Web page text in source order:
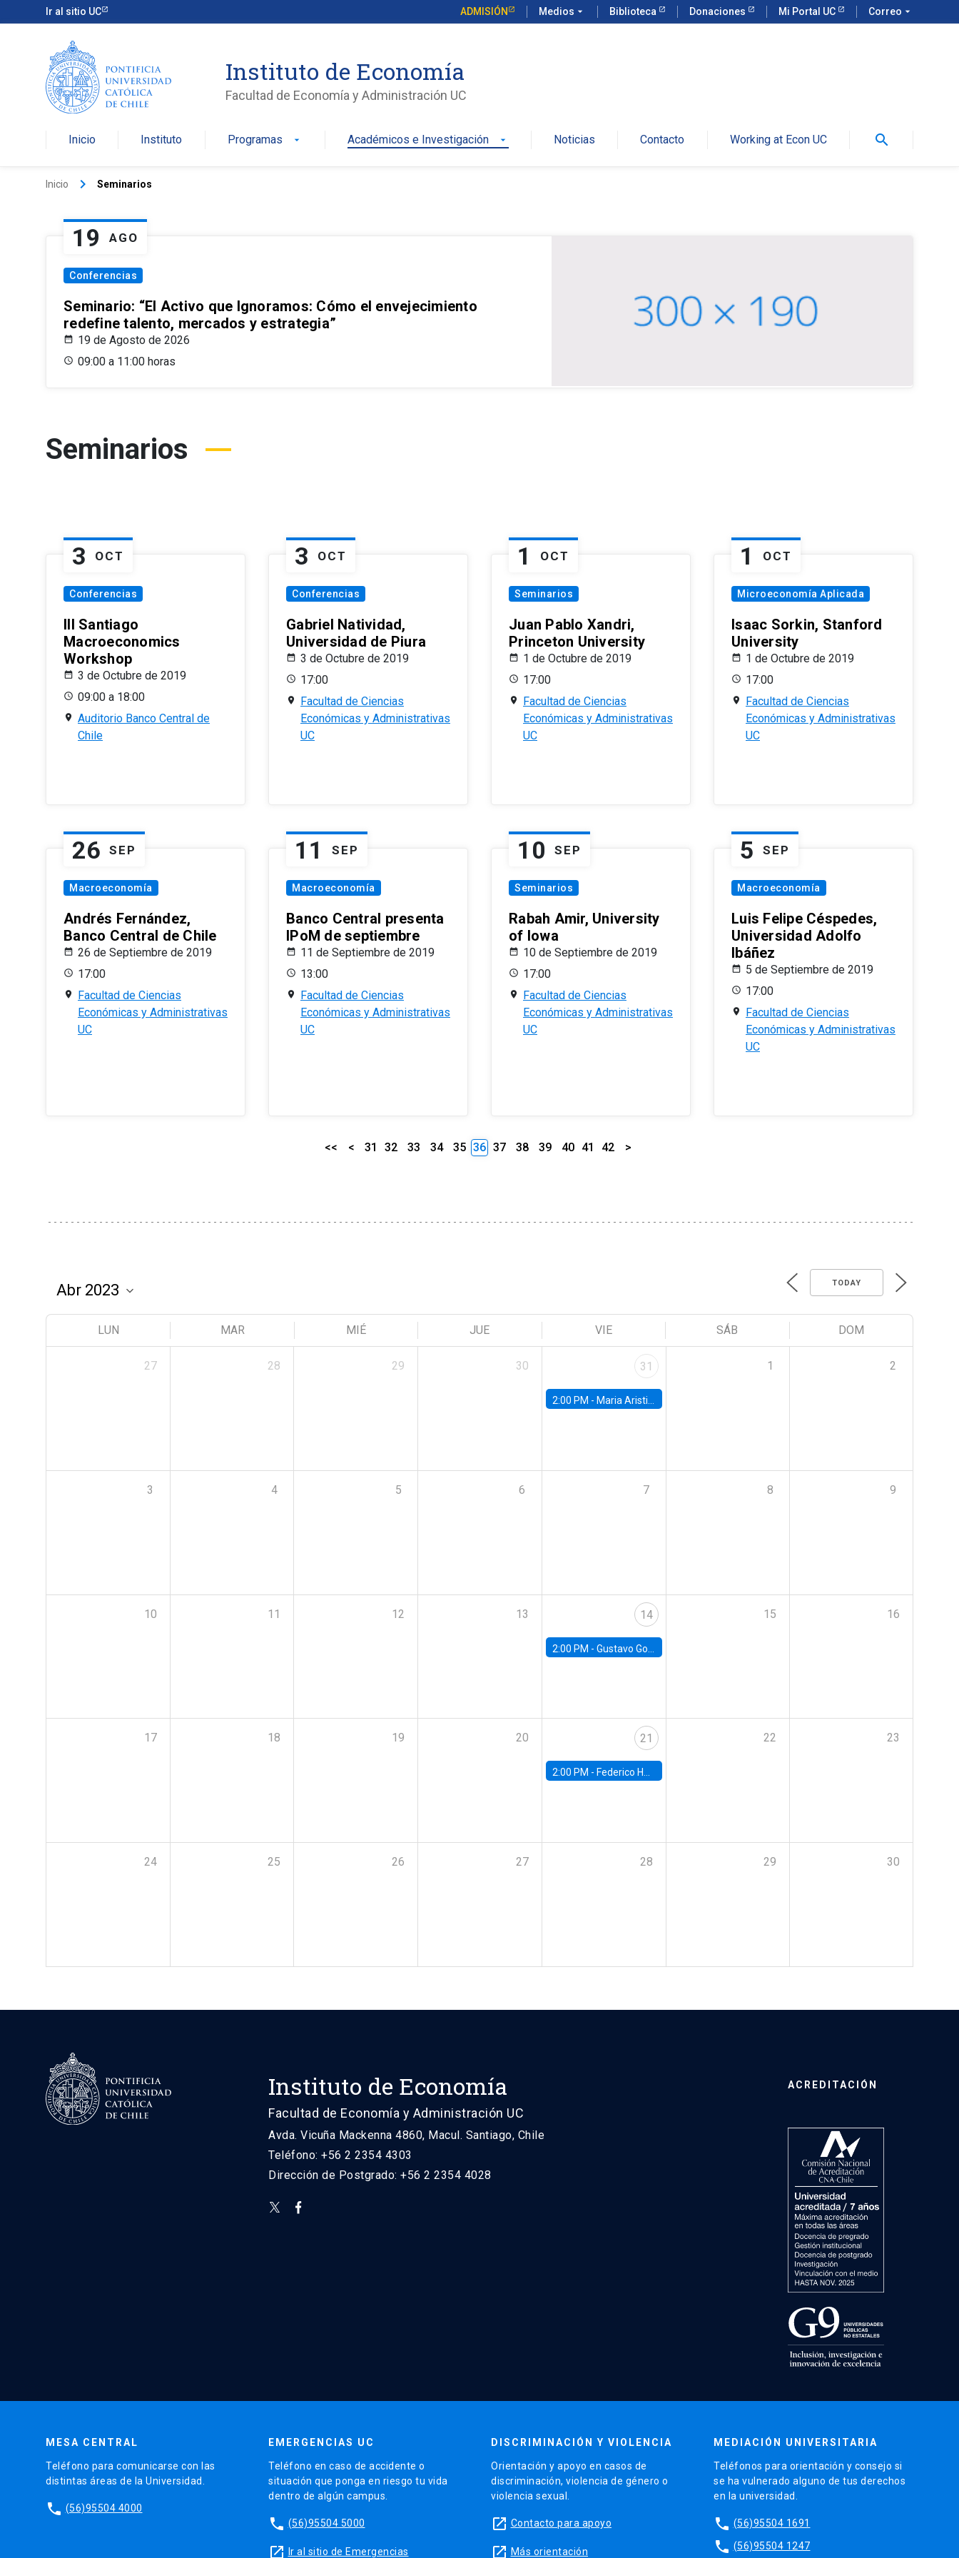
Ir al sitio UC ADMISIÓN Medios arrow_drop_down Biblioteca Donaciones Mi Portal UC Correo arrow_drop_down
Instituto de Economía
Facultad de Economía y Administración UC
Inicio Instituto Programas arrow_drop_down Académicos e Investigación arrow_drop_down Noticias Contacto Working at Econ UC search
Inicio keyboard_arrow_right Seminarios
19 AGO
Conferencias
Seminario: “El Activo que Ignoramos: Cómo el envejecimiento
redefine talento, mercados y estrategia”
19 de Agosto de 2026
09:00 a 11:00 horas
Seminarios
3 OCT
Conferencias
III Santiago
Macroeconomics
Workshop
3 de Octubre de 2019
09:00 a 18:00
Auditorio Banco Central de
Chile
3 OCT
Conferencias
Gabriel Natividad,
Universidad de Piura
3 de Octubre de 2019
17:00
Facultad de Ciencias
Económicas y Administrativas
UC
1 OCT
Seminarios
Juan Pablo Xandri,
Princeton University
1 de Octubre de 2019
17:00
Facultad de Ciencias
Económicas y Administrativas
UC
1 OCT
Microeconomía Aplicada
Isaac Sorkin, Stanford
University
1 de Octubre de 2019
17:00
Facultad de Ciencias
Económicas y Administrativas
UC
26 SEP
Macroeconomía
Andrés Fernández,
Banco Central de Chile
26 de Septiembre de 2019
17:00
Facultad de Ciencias
Económicas y Administrativas
UC
11 SEP
Macroeconomía
Banco Central presenta
IPoM de septiembre
11 de Septiembre de 2019
13:00
Facultad de Ciencias
Económicas y Administrativas
UC
10 SEP
Seminarios
Rabah Amir, University
of Iowa
10 de Septiembre de 2019
17:00
Facultad de Ciencias
Económicas y Administrativas
UC
5 SEP
Macroeconomía
Luis Felipe Céspedes,
Universidad Adolfo
Ibáñez
5 de Septiembre de 2019
17:00
Facultad de Ciencias
Económicas y Administrativas
UC
<< < 31 32 33 34 35 36 37 38 39 40 41 42 >
TODAY
LUN MAR MIÉ JUE VIE SÁB DOM
27 28 29 30 31
2:00 PM - Maria Aristizabal-Ramirez, FED Board
1 2
3 4 5 6 7 8 9
10 11 12 13 14
2:00 PM - Gustavo González - Banco Central de Chile
15 16
17 18 19 20 21
2:00 PM - Federico Huneeus - Banco Central de Chile
22 23
24 25 26 27 28 29 30
Instituto de Economía
Facultad de Economía y Administración UC
Avda. Vicuña Mackenna 4860, Macul. Santiago, Chile
Teléfono: +56 2 2354 4303
Dirección de Postgrado: +56 2 2354 4028
ACREDITACIÓN
MESA CENTRAL
Teléfono para comunicarse con las
distintas áreas de la Universidad.
phone (56)95504 4000
EMERGENCIAS UC
Teléfono en caso de accidente o
situación que ponga en riesgo tu vida
dentro de algún campus.
phone (56)95504 5000
launch Ir al sitio de Emergencias
DISCRIMINACIÓN Y VIOLENCIA
Orientación y apoyo en casos de
discriminación, violencia de género o
violencia sexual.
launch Contacto para apoyo
launch Más orientación
MEDIACIÓN UNIVERSITARIA
Teléfonos para orientación y consejo si
se ha vulnerado alguno de tus derechos
en la universidad.
phone (56)95504 1691
phone (56)95504 1247